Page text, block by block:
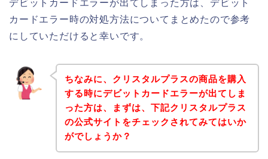
デビットカードエラーが出てしまった方は、デビット
カードエラー時の対処方法についてまとめたので参考
にしていただけると幸いです。
ちなみに、クリスタルプラスの商品を購入
する時にデビットカードエラーが出てしま
った方は、まずは、下記クリスタルプラス
の公式サイトをチェックされてみてはいか
がでしょうか？